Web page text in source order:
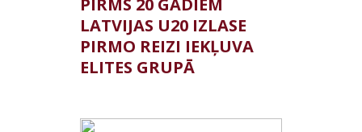
PIRMS 20 GADIEM
LATVIJAS U20 IZLASE
PIRMO REIZI IEKĻUVA
ELITES GRUPĀ